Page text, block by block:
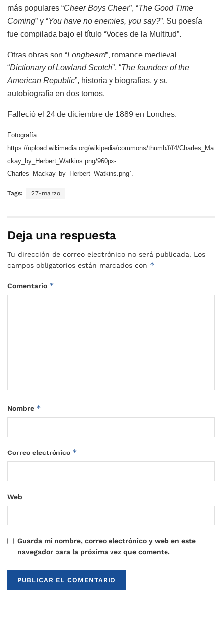
más populares “Cheer Boys Cheer”, “The Good Time
Coming” y “You have no enemies, you say?”. Su poesía
fue compilada bajo el título “Voces de la Multitud”.
Otras obras son “Longbeard”, romance medieval,
“Dictionary of Lowland Scotch”, “The founders of the
American Republic”, historia y biografías, y su
autobiografía en dos tomos.
Falleció el 24 de diciembre de 1889 en Londres.
Fotografía:
https://upload.wikimedia.org/wikipedia/commons/thumb/f/f4/Charles_Ma
ckay_by_Herbert_Watkins.png/960px-
Charles_Mackay_by_Herbert_Watkins.png`.
Tags: 27-marzo
Deja una respuesta
Tu dirección de correo electrónico no será publicada. Los
campos obligatorios están marcados con *
Comentario *
Nombre *
Correo electrónico *
Web
Guarda mi nombre, correo electrónico y web en este
navegador para la próxima vez que comente.